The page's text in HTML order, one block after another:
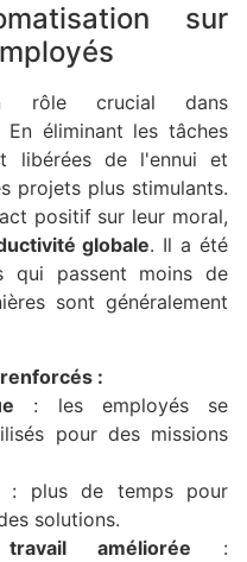
sur
rôle crucial dans
En éliminant les tâches
libérées de l'ennui et
projets plus stimulants.
positif sur leur moral,
globale. Il a été
qui passent moins de
sont généralement
:
: les employés se
pour des missions
: plus de temps pour
solutions.
améliorée :